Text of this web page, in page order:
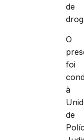
de
O
foi
à
de